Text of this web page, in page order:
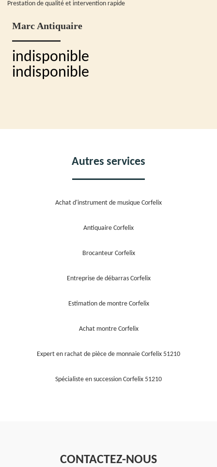
Prestation de qualité et intervention rapide
Marc Antiquaire
indisponible
indisponible
Autres services
Achat d'instrument de musique Corfelix
Antiquaire Corfelix
Brocanteur Corfelix
Entreprise de débarras Corfelix
Estimation de montre Corfelix
Achat montre Corfelix
Expert en rachat de pièce de monnaie Corfelix 51210
Spécialiste en succession Corfelix 51210
CONTACTEZ-NOUS